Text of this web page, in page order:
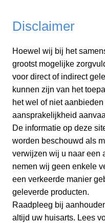
Disclaimer
Hoewel wij bij het
grootst mogelijke
voor direct of indirect
kunnen zijn van het
het wel of niet
aansprakelijkheid
De informatie op deze
worden beschouwd als
verwijzen wij u naar een
nemen wij geen enkele
een verkeerde manier
geleverde producten.
Raadpleeg bij
altijd uw huisarts. Lees